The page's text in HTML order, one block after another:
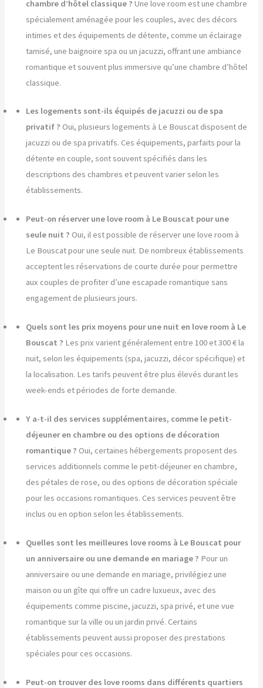
chambre d’hôtel classique ? Une love room est une chambre
spécialement aménagée pour les couples, avec des décors
intimes et des équipements de détente, comme un éclairage
tamisé, une baignoire spa ou un jacuzzi, offrant une ambiance
romantique et souvent plus immersive qu’une chambre d’hôtel
classique.
Les logements sont-ils équipés de jacuzzi ou de spa
privatif ? Oui, plusieurs logements à Le Bouscat disposent de
jacuzzi ou de spa privatifs. Ces équipements, parfaits pour la
détente en couple, sont souvent spécifiés dans les
descriptions des chambres et peuvent varier selon les
établissements.
Peut-on réserver une love room à Le Bouscat pour une
seule nuit ? Oui, il est possible de réserver une love room à
Le Bouscat pour une seule nuit. De nombreux établissements
acceptent les réservations de courte durée pour permettre
aux couples de profiter d’une escapade romantique sans
engagement de plusieurs jours.
Quels sont les prix moyens pour une nuit en love room à Le
Bouscat ? Les prix varient généralement entre 100 et 300 € la
nuit, selon les équipements (spa, jacuzzi, décor spécifique) et
la localisation. Les tarifs peuvent être plus élevés durant les
week-ends et périodes de forte demande.
Y a-t-il des services supplémentaires, comme le petit-
déjeuner en chambre ou des options de décoration
romantique ? Oui, certaines hébergements proposent des
services additionnels comme le petit-déjeuner en chambre,
des pétales de rose, ou des options de décoration spéciale
pour les occasions romantiques. Ces services peuvent être
inclus ou en option selon les établissements.
Quelles sont les meilleures love rooms à Le Bouscat pour
un anniversaire ou une demande en mariage ? Pour un
anniversaire ou une demande en mariage, privilégiez une
maison ou un gîte qui offre un cadre luxueux, avec des
équipements comme piscine, jacuzzi, spa privé, et une vue
romantique sur la ville ou un jardin privé. Certains
établissements peuvent aussi proposer des prestations
spéciales pour ces occasions.
Peut-on trouver des love rooms dans différents quartiers